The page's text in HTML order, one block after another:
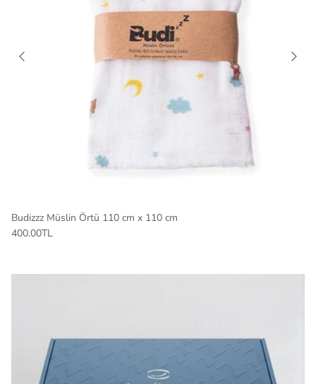
Budizzz Müslin Örtü 110 cm x 110 cm
400.00TL